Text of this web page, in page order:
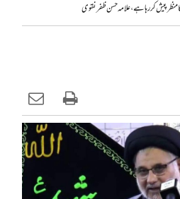
منظر پیش کر رہا ہے،علامہ حسن ظفر نقوی